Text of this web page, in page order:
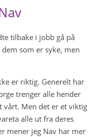
tilbake i jobb gå på
som er syke, men
er riktig. Generelt har
trenger alle hender
vårt. Men det er et viktig
alle ut fra deres
mener jeg Nav har mer